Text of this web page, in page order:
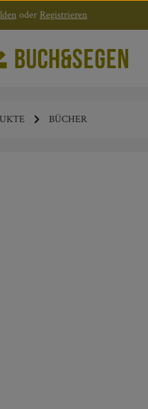
springenspringen
oder Registrieren
BÜCHER